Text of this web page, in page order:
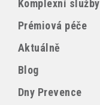
Komplexní služby
Prémiová péče
Aktuálně
Blog
Dny Prevence